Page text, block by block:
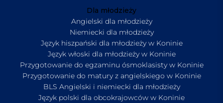
Dla młodzieży
Angielski dla młodzieży
Niemiecki dla młodzieży
Język hiszpański dla młodzieży w Koninie
Język włoski dla młodzieży w Koninie
Przygotowanie do egzaminu ósmoklasisty w Koninie
Przygotowanie do matury z angielskiego w Koninie
BLS Angielski i niemiecki dla młodzieży
Język polski dla obcokrajowców w Koninie